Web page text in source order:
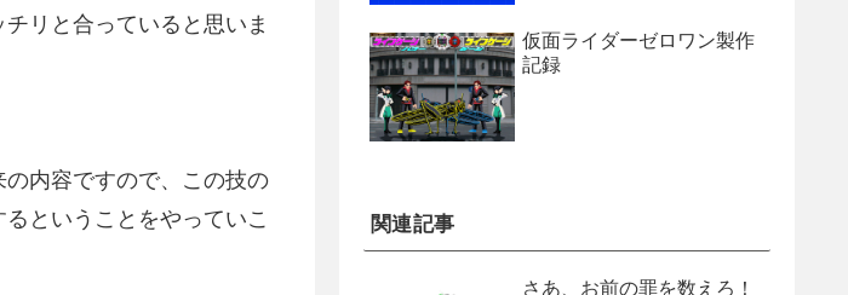
リと合っていると思いま
内容ですので、この技の
ということをやっていこ
仮面ライダーゼロワン製作
記録
関連記事
さあ、お前の罪を数えろ！